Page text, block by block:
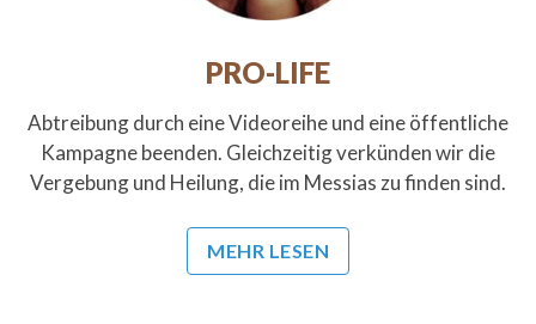
PRO-LIFE
Abtreibung durch eine Videoreihe und eine öffentliche
Kampagne beenden. Gleichzeitig verkünden wir die
Vergebung und Heilung, die im Messias zu finden sind.
MEHR LESEN